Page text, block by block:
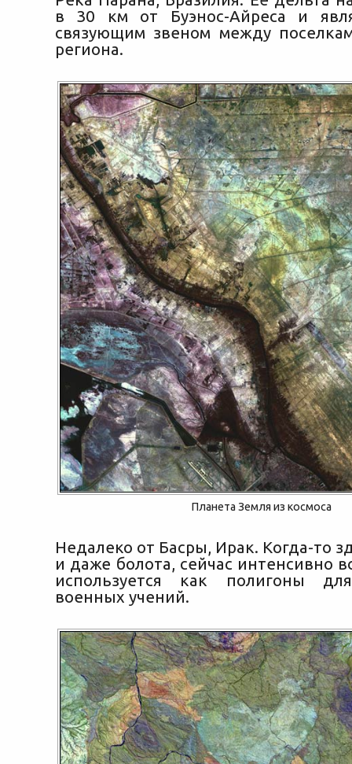
в 30 км от Буэнос-Айреса и
связующим звеном между
региона.
Планета Земля из космоса
Недалеко от Басры, Ирак. Когда-то
и даже болота, сейчас интенсивно
используется как полигоны
военных учений.